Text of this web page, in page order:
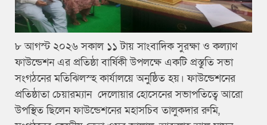
৮ আগস্ট ২০২৬ সকাল ১১ টায় সাংবাদিক সুরক্ষা ও কল্যাণ
ফাউন্ডেশন এর প্রতিষ্ঠা বার্ষিকী উপলক্ষে একটি প্রস্তুতি সভা
সংগঠনের মতিঝিলস্হ কার্যালয়ে অনুষ্ঠিত হয়। ফাউন্ডেশনের
প্রতিষ্ঠাতা চেয়ারম্যান দেলোয়ার হোসেনের সভাপতিত্বে আরো
উপস্থিত ছিলেন ফাউন্ডেশনের মহাসচিব তালুকদার রুমি,